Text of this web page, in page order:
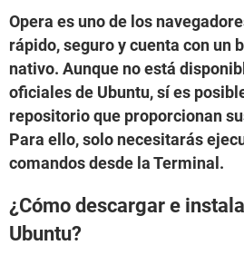
Opera es uno de los
rápido, seguro y cuenta con un
nativo. Aunque no está
oficiales de Ubuntu, sí es
repositorio que proporcionan
Para ello, solo necesitarás
comandos desde la Terminal.
¿Cómo descargar e
Ubuntu?